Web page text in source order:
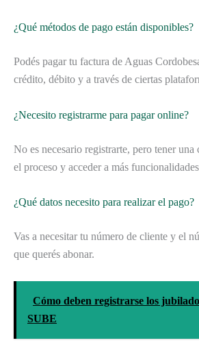
¿Qué métodos de pago están disponibles?
Podés pagar tu factura de Aguas
crédito, débito y a través de ciertas
¿Necesito registrarme para pagar online?
No es necesario registrarte, pero tener
el proceso y acceder a más
¿Qué datos necesito para realizar el pago?
Vas a necesitar tu número de cliente y el
que querés abonar.
Cómo deben registrarse los
SUBE